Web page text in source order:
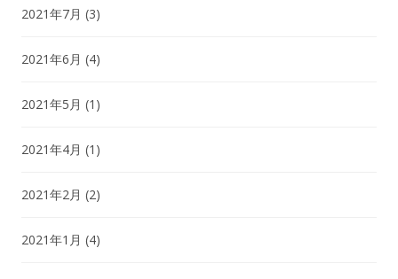
2021年7月 (3)
2021年6月 (4)
2021年5月 (1)
2021年4月 (1)
2021年2月 (2)
2021年1月 (4)